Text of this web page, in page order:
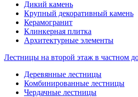
Дикий камень
Крупный декоративный камень
Керамогранит
Клинкерная плитка
Архитектурные элементы
Лестницы на второй этаж в частном
Деревянные лестницы
Комбинированные лестницы
Чердачные лестницы